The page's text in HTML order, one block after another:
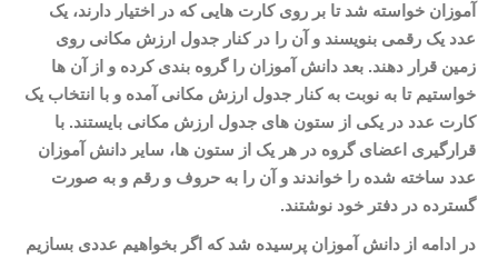
آموزان خواسته شد تا بر روی کارت هایی که در اختیار دارند، یک
عدد یک رقمی بنویسند و آن را در کنار جدول ارزش مکانی روی
زمین قرار دهند. بعد دانش آموزان را گروه بندی کرده و از آن ها
خواستیم تا به نوبت به کنار جدول ارزش مکانی آمده و با انتخاب یک
کارت عدد در یکی از ستون های جدول ارزش مکانی بایستند. با
قرارگیری اعضای گروه در هر یک از ستون ها، سایر دانش آموزان
عدد ساخته شده را خواندند و آن را به حروف و رقم و به صورت
گسترده در دفتر خود نوشتند.
در ادامه از دانش آموزان پرسیده شد که اگر بخواهیم عددی بسازیم